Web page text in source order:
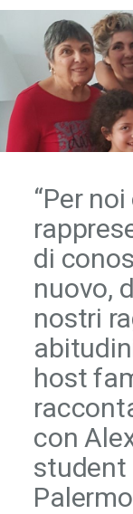
“Per
di
nuovo,
nostri
host
con
student